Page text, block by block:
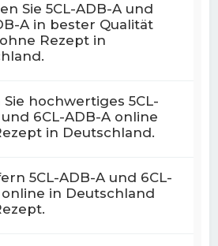
Sie 5CL-ADB-A und
A in bester Qualität
Rezept in
Sie hochwertiges 5CL-
6CL-ADB-A online
in Deutschland.
5CL-ADB-A und 6CL-
online in Deutschland